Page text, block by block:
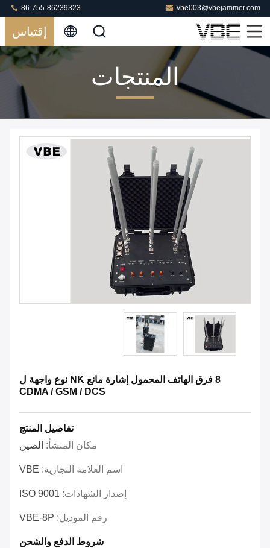
vbe003@vbejammer.com
86-755-86239323
إقتباس
المنتجات
8 فرق الهاتف المحمول إشارة مانع NK نوع واجهة ل
CDMA / GSM / DCS
تفاصيل المنتج
مكان المنشأ: الصين
اسم العلامة التجارية: VBE
إصدار الشهادات: ISO 9001
رقم الموديل: VBE-8P
شروط الدفع والشحن